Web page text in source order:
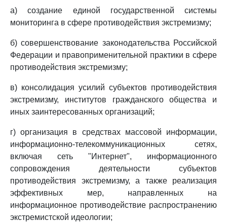
а) создание единой государственной системы
мониторинга в сфере противодействия экстремизму;
б) совершенствование законодательства Российской
Федерации и правоприменительной практики в сфере
противодействия экстремизму;
в) консолидация усилий субъектов противодействия
экстремизму, институтов гражданского общества и
иных заинтересованных организаций;
г) организация в средствах массовой информации,
информационно-телекоммуникационных сетях,
включая сеть "Интернет", информационного
сопровождения деятельности субъектов
противодействия экстремизму, а также реализация
эффективных мер, направленных на
информационное противодействие распространению
экстремистской идеологии;